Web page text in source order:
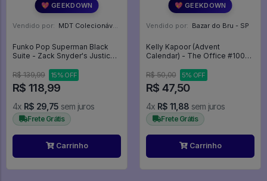
💖 GEEKDOWN
Vendido por: MDT Colecionáveis - DF
Funko Pop Superman Black
Suite - Zack Snyder's Justice
R$ 139,99
15% OFF
R$ 118,99
4x R$ 29,75 sem juros
Frete Grátis
Carrinho
💖 GEEKDOWN
Vendido por: Bazar do Bru - SP
Kelly Kapoor (Advent
Calendar) - The Office #1008
R$ 50,00
5% OFF
R$ 47,50
4x R$ 11,88 sem juros
Frete Grátis
Carrinho